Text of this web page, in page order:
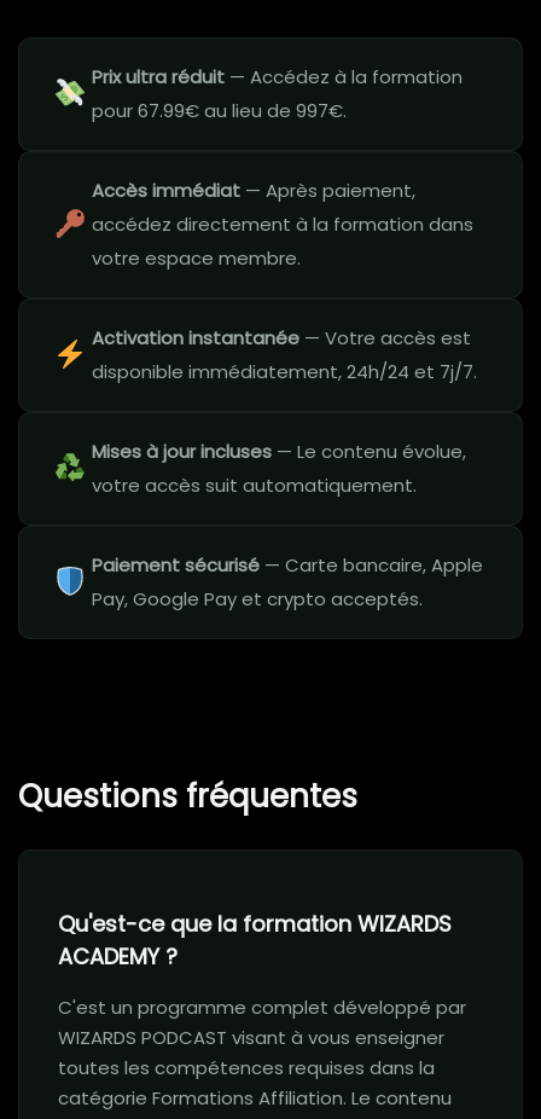
Prix ultra réduit — Accédez à la formation
pour 67.99€ au lieu de 997€.
Accès immédiat — Après paiement,
accédez directement à la formation dans
votre espace membre.
Activation instantanée — Votre accès est
disponible immédiatement, 24h/24 et 7j/7.
Mises à jour incluses — Le contenu évolue,
votre accès suit automatiquement.
Paiement sécurisé — Carte bancaire, Apple
Pay, Google Pay et crypto acceptés.
Questions fréquentes
Qu'est-ce que la formation WIZARDS
ACADEMY ?
C'est un programme complet développé par
WIZARDS PODCAST visant à vous enseigner
toutes les compétences requises dans la
catégorie Formations Affiliation. Le contenu